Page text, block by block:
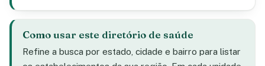
Como usar este diretório de saúde
Refine a busca por estado, cidade e bairro para listar